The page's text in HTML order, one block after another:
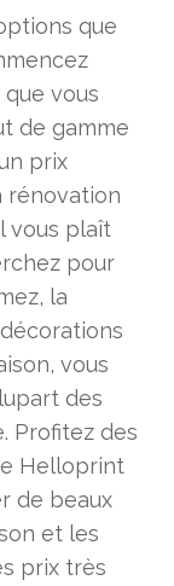
que
vous
de gamme
prix
rénovation
vous plaît
pour
la
vous
des
Profitez des
Helloprint
de beaux
et les
prix très